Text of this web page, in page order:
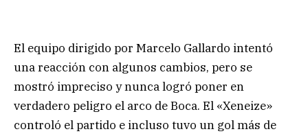
El equipo dirigido por Marcelo Gallardo intentó
una reacción con algunos cambios, pero se
mostró impreciso y nunca logró poner en
verdadero peligro el arco de Boca. El «Xeneize»
controló el partido e incluso tuvo un gol más de